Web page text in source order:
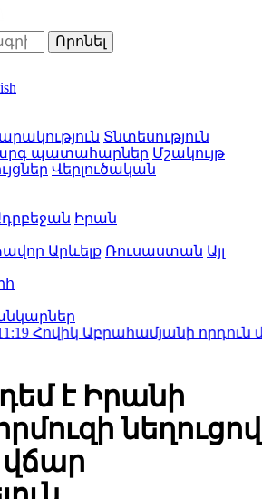
Տնտեսություն
պատահարներ Մշակույթ
Վերլուծական
Իրան
Արևելք Ռուսաստան Այլ
Հովիկ Աբրահամյանի որդուն
դեմ է Իրանի
նեղուցով
վճար